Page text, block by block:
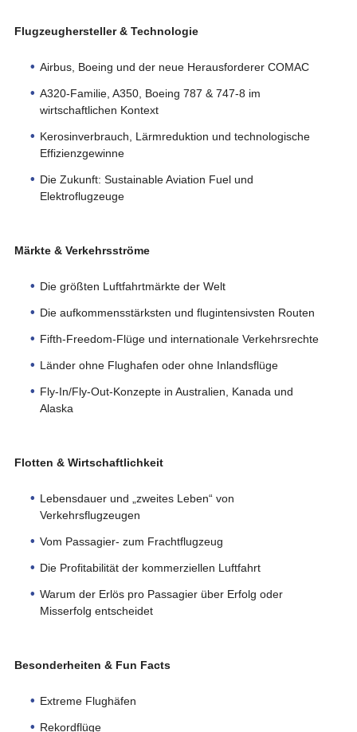
Flugzeughersteller & Technologie
Airbus, Boeing und der neue Herausforderer COMAC
A320-Familie, A350, Boeing 787 & 747-8 im
wirtschaftlichen Kontext
Kerosinverbrauch, Lärmreduktion und technologische
Effizienzgewinne
Die Zukunft: Sustainable Aviation Fuel und
Elektroflugzeuge
Märkte & Verkehrsströme
Die größten Luftfahrtmärkte der Welt
Die aufkommensstärksten und flugintensivsten Routen
Fifth-Freedom-Flüge und internationale Verkehrsrechte
Länder ohne Flughafen oder ohne Inlandsflüge
Fly-In/Fly-Out-Konzepte in Australien, Kanada und
Alaska
Flotten & Wirtschaftlichkeit
Lebensdauer und „zweites Leben“ von
Verkehrsflugzeugen
Vom Passagier- zum Frachtflugzeug
Die Profitabilität der kommerziellen Luftfahrt
Warum der Erlös pro Passagier über Erfolg oder
Misserfolg entscheidet
Besonderheiten & Fun Facts
Extreme Flughäfen
Rekordflüge